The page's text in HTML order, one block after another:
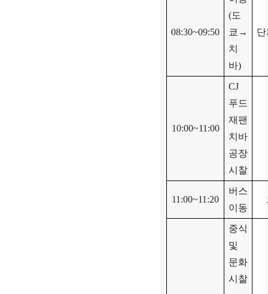
08:30~09:50
(도
쿄 →
치
바)
10:00~11:00
CJ
푸드
재팬
치바
공장
시찰
11:00~11:20
버스
이동
중식
및
문화
시찰